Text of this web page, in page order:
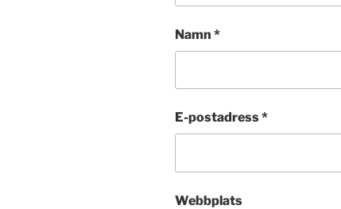
Namn *
E-postadress*
Webbplats